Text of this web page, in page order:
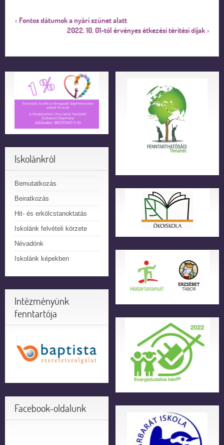
‹ Fontos dátumok a nyári szünet alatt
2022. 10. 01-től érvényes étkezési térítési díjak ›
Iskolánkról
Bemutatkozás
Beiratkozás
Hit- és erkölcstanoktatás
Iskolánk felvételi körzete
Névadónk
Iskolánk képekben
Intézményünk
fenntartója
Facebook-oldalunk